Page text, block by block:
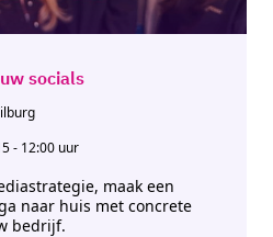
socials
- 12:00 uur
maak een
naar huis met concrete
bedrijf.